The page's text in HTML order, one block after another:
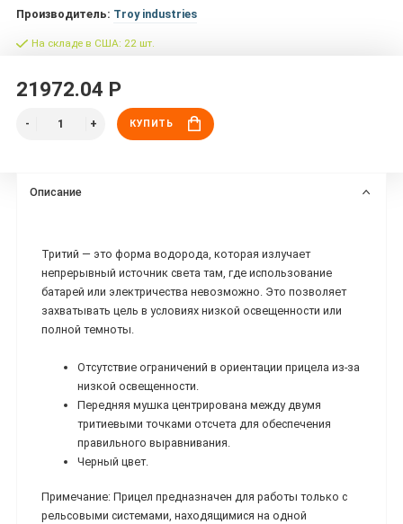
Производитель: Troy industries
На складе в США: 22 шт.
21972.04 Р
КУПИТЬ
Описание
Тритий — это форма водорода, которая излучает
непрерывный источник света там, где использование
батарей или электричества невозможно. Это позволяет
захватывать цель в условиях низкой освещенности или
полной темноты.
Отсутствие ограничений в ориентации прицела из-за
низкой освещенности.
Передняя мушка центрирована между двумя
тритиевыми точками отсчета для обеспечения
правильного выравнивания.
Черный цвет.
Примечание: Прицел предназначен для работы только с
рельсовыми системами, находящимися на одной